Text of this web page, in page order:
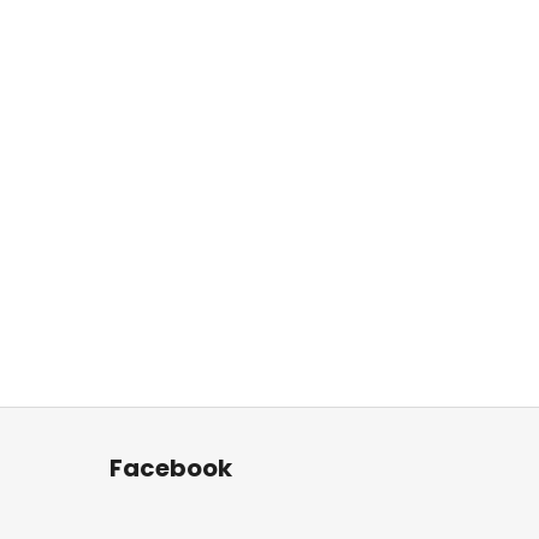
Facebook